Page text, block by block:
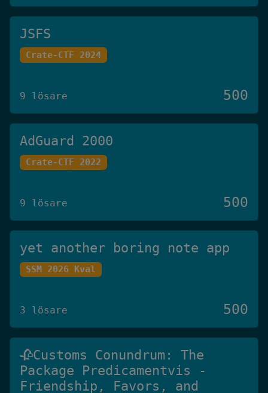
JSFS
Crate-CTF 2024
9 lösare 500
AdGuard 2000
Crate-CTF 2022
9 lösare 500
yet another boring note app
SSM 2026 Kval
3 lösare 500
🥀Customs Conundrum: The
Package Predicamentvis -
Friendship, Favors, and